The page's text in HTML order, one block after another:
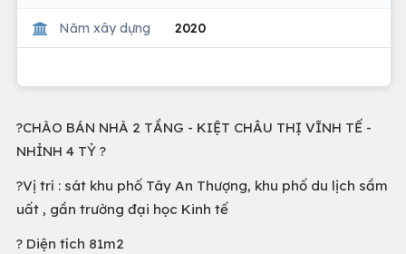
Năm xây dựng 2020
?CHÀO BÁN NHÀ 2 TẦNG - KIỆT CHÂU THỊ VĨNH TẾ -
NHỈNH 4 TỶ ?
?Vị trí : sát khu phố Tây An Thượng, khu phố du lịch sầm
uất , gần trường đại học Kinh tế
? Diện tích 81m2